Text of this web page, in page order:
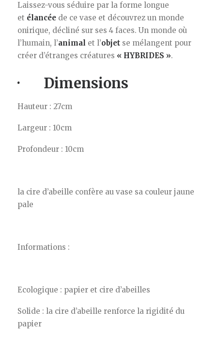
Laissez-vous séduire par la forme longue
et élancée de ce vase et découvrez un monde
onirique, décliné sur ses 4 faces. Un monde où
l’humain, l’animal et l’objet se mélangent pour
créer d’étranges créatures « HYBRIDES ».
· Dimensions
Hauteur : 27cm
Largeur : 10cm
Profondeur : 10cm
la cire d’abeille confère au vase sa couleur jaune
pale
Informations :
Ecologique : papier et cire d’abeilles
Solide : la cire d’abeille renforce la rigidité du
papier